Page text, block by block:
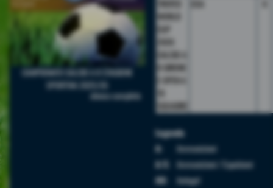
CAMPIONATO CALCIO A 8 STAGIONE
SPORTIVA 2025/26
elenco completo
TROFEO
WORLD
CUP
2026
CALCIO A
8 GIRONE
E OPEN A
10
SQUADRE
USA
Legenda
A:
Ammonizioni
A/E:
Ammonizioni / Espulsioni
AU:
Autogol